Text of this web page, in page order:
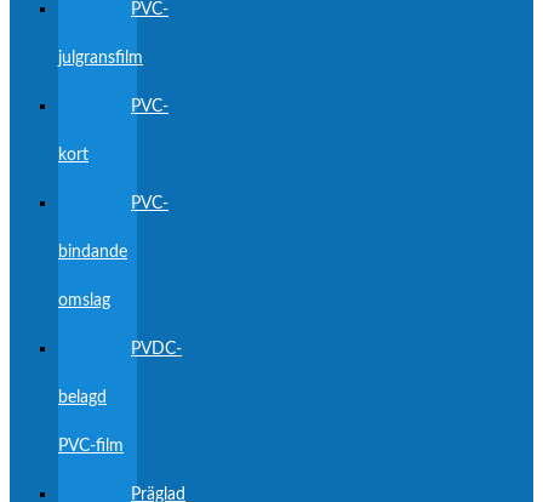
PVC-
julgransfilm
PVC-
kort
PVC-
bindande
omslag
PVDC-
belagd
PVC-film
Präglad